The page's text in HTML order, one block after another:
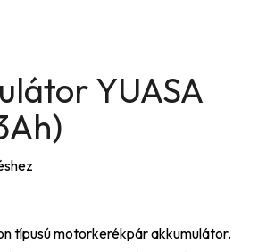
YUASA
típusú motorkerékpár akkumulátor.